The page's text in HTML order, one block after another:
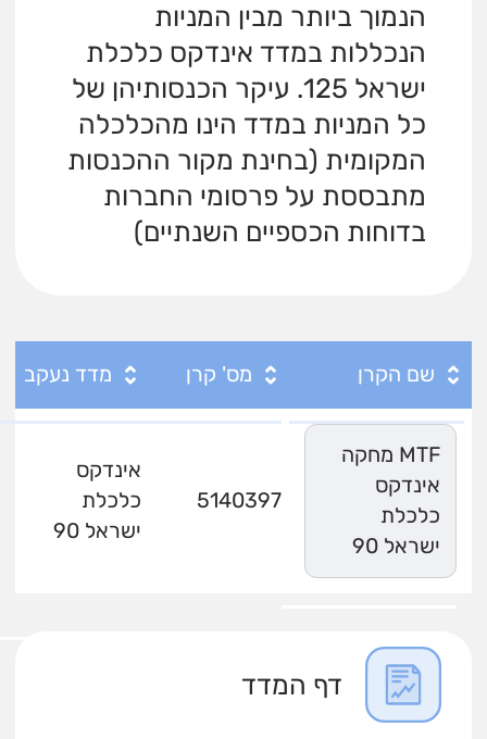
הנמוך ביותר מבין המניות
הנכללות במדד אינדקס כלכלת
ישראל 125. עיקר הכנסותיהן של
כל המניות במדד הינו מהכלכלה
המקומית (בחינת מקור ההכנסות
מתבססת על פרסומי החברות
בדוחות הכספיים השנתיים)
שם הקרן מס' קרן מדד נעקב
MTF מחקה
אינדקס
כלכלת
ישראל 90
5140397
אינדקס
כלכלת
ישראל 90
דף המדד